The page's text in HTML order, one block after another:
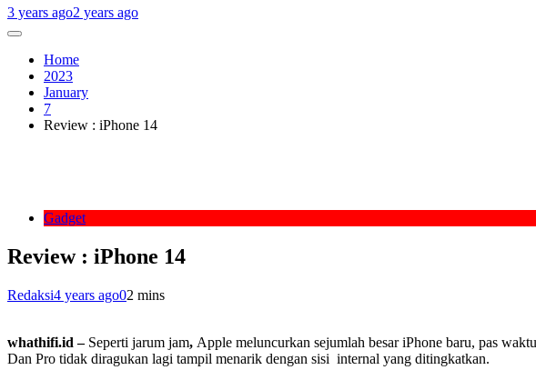
3 years ago2 years ago
Home
2023
January
7
Review : iPhone 14
Gadget
Review : iPhone 14
Redaksi4 years ago02 mins
whathifi.id – Seperti jarum jam, Apple meluncurkan sejumlah besar iPhone baru, pas
Dan Pro tidak diragukan lagi tampil menarik dengan sisi internal yang ditingkatkan.